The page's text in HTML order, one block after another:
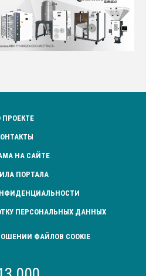
ПРОЕКТЕ
НА САЙТЕ
ПОРТАЛА
ПЕРСОНАЛЬНЫХ ДАННЫХ
ФАЙЛОВ COOKIE